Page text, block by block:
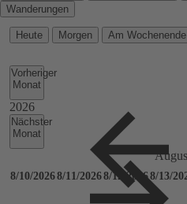
Wanderungen
Heute Morgen Am Wochenende
Vorheriger
Monat
Nächster
Monat